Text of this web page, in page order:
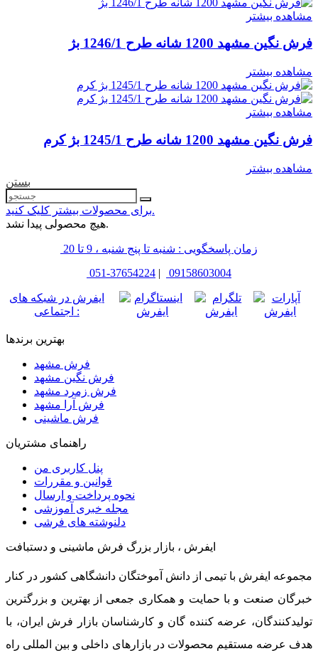
مشاهده بیشتر
فرش نگین مشهد 1200 شانه طرح 1246/1 بژ
مشاهده بیشتر
مشاهده بیشتر
فرش نگین مشهد 1200 شانه طرح 1245/1 بژ کرم
مشاهده بیشتر
بستن
برای محصولات بیشتر کلیک کنید.
هیچ محصولی پیدا نشد.
زمان پاسخگویی : شنبه تا پنج شنبه ، 9 تا 20
051-37654224 | 09158603004
ایفرش در شبکه های
اجتماعی :
بهترین برندها
فرش مشهد
فرش نگین مشهد
فرش زمرد مشهد
فرش آرا مشهد
فرش ماشینی
راهنمای مشتریان
پنل کاربری من
قوانین و مقررات
نحوه پرداخت و ارسال
مجله خبری آموزشی
دلنوشته های فرشی
ایفرش ، بازار بزرگ فرش ماشینی و دستبافت
مجموعه ایفرش با تیمی از دانش آموختگان دانشگاهی کشور در کنار
خبرگان صنعت و با حمایت و همکاری جمعی از بهترین و بزرگترین
تولیدکنندگان، عرضه کننده گان و کارشناسان بازار فرش ایران، با
هدف عرضه مستقیم محصولات در بازارهای داخلی و بین المللی راه